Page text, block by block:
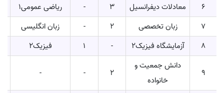
6
معادلات دیفرانسیل 3
-
ریاضی عمومی1
7
زبان تخصصی 2
-
زبان انگلیسی
8
آزمایشگاه فیزیک2 -
1 فیزیک2
9
دانش جمعیت و
خانواده
2
-
-